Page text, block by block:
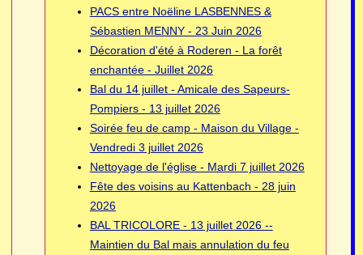
PACS entre Noëline LASBENNES &
Sébastien MENNY - 23 Juin 2026
Décoration d'été à Roderen - La forêt
enchantée - Juillet 2026
Bal du 14 juillet - Amicale des Sapeurs-
Pompiers - 13 juillet 2026
Soirée feu de camp - Maison du Village -
Vendredi 3 juillet 2026
Nettoyage de l'église - Mardi 7 juillet 2026
Fête des voisins au Kattenbach - 28 juin
2026
BAL TRICOLORE - 13 juillet 2026 --
Maintien du Bal mais annulation du feu